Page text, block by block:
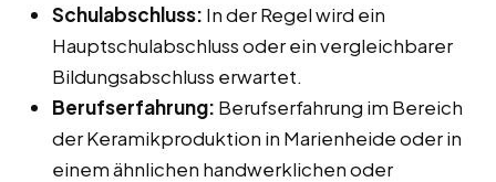
Schulabschluss: In der Regel wird ein
Hauptschulabschluss oder ein vergleichbarer
Bildungsabschluss erwartet.
Berufserfahrung: Berufserfahrung im Bereich
der Keramikproduktion in Marienheide oder in
einem ähnlichen handwerklichen oder